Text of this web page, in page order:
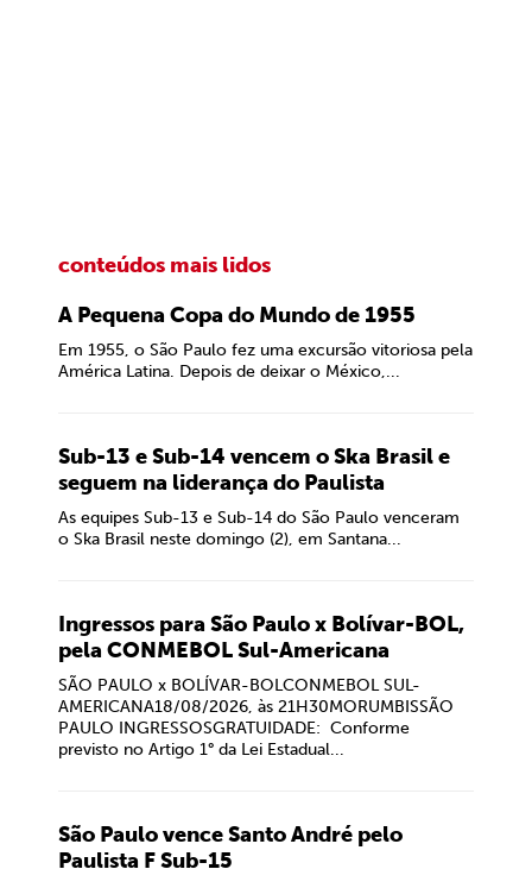
conteúdos mais lidos
A Pequena Copa do Mundo de 1955
Em 1955, o São Paulo fez uma excursão vitoriosa pela
América Latina. Depois de deixar o México,...
Sub-13 e Sub-14 vencem o Ska Brasil e
seguem na liderança do Paulista
As equipes Sub-13 e Sub-14 do São Paulo venceram
o Ska Brasil neste domingo (2), em Santana...
Ingressos para São Paulo x Bolívar-BOL,
pela CONMEBOL Sul-Americana
SÃO PAULO x BOLÍVAR-BOLCONMEBOL SUL-
AMERICANA18/08/2026, às 21H30MORUMBISSÃO
PAULO INGRESSOSGRATUIDADE: Conforme
previsto no Artigo 1° da Lei Estadual...
São Paulo vence Santo André pelo
Paulista F Sub-15